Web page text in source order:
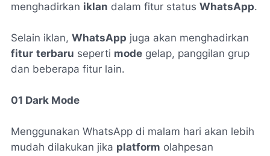
menghadirkan iklan dalam fitur status WhatsApp.
Selain iklan, WhatsApp juga akan menghadirkan
fitur terbaru seperti mode gelap, panggilan grup
dan beberapa fitur lain.
01 Dark Mode
Menggunakan WhatsApp di malam hari akan lebih
mudah dilakukan jika platform olahpesan